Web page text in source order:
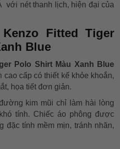
với nét thanh lịch, hiện đại của
Fitted Tiger
Blue
Polo Shirt Màu Xanh Blue
cấp có thiết kế khỏe khoắn,
họa tiết đơn giản.
kim mũi chỉ làm hài lòng
tính. Chiếc áo phông được
đặc tính mềm mịn, tránh nhăn,